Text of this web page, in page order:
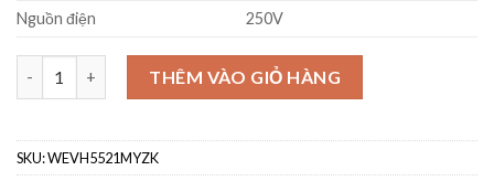
Nguồn điện
250V
Công tắc 1 hạt 1 chiều Panasonic WEVH5521MYZK loại trung
THÊM VÀO GIỎ HÀNG
SKU:WEVH5521MYZK